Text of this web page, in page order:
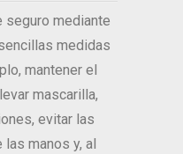
seguro mediante
medidas
mantener el
mascarilla,
evitar las
manos y, al